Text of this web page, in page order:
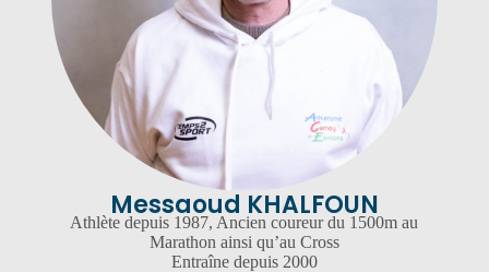
Messaoud KHALFOUN
Athlète depuis 1987, Ancien coureur du 1500m au
Marathon ainsi qu’au Cross
Entraîne depuis 2000